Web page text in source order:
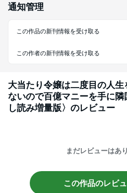
通知管理
この作品の新刊情報を受け取る
この作者の新刊情報を受け取る
大当たり令嬢は二度目の人生
ないので百億マニーを手に
し読み増量版〉 のレビュー
まだレビューはあ
この作品のレビ